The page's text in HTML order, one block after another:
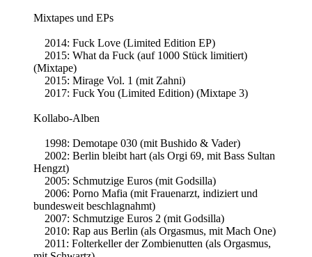
Mixtapes und EPs
2014: Fuck Love (Limited Edition EP)
2015: What da Fuck (auf 1000 Stück limitiert)
(Mixtape)
2015: Mirage Vol. 1 (mit Zahni)
2017: Fuck You (Limited Edition) (Mixtape 3)
Kollabo-Alben
1998: Demotape 030 (mit Bushido & Vader)
2002: Berlin bleibt hart (als Orgi 69, mit Bass Sultan
Hengzt)
2005: Schmutzige Euros (mit Godsilla)
2006: Porno Mafia (mit Frauenarzt, indiziert und
bundesweit beschlagnahmt)
2007: Schmutzige Euros 2 (mit Godsilla)
2010: Rap aus Berlin (als Orgasmus, mit Mach One)
2011: Folterkeller der Zombienutten (als Orgasmus,